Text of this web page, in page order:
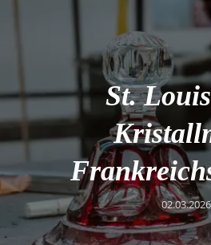
St.
02.03.2026